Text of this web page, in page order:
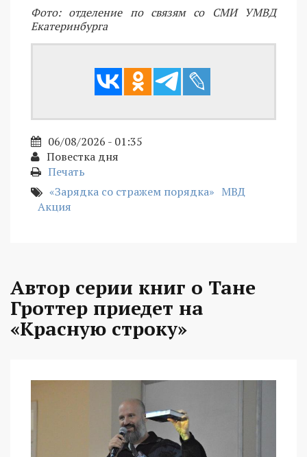
Фото: отделение по связям со СМИ УМВД
Екатеринбурга
06/08/2026 - 01:35
Повестка дня
Печать
«Зарядка со стражем порядка» МВД
Акция
Автор серии книг о Тане
Гроттер приедет на
«Красную строку»